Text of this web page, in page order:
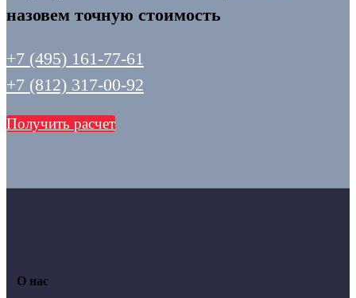
назовем точную стоимость
+7 (495) 161-77-61
+7 (812) 317-00-92
Получить расчет
О нас